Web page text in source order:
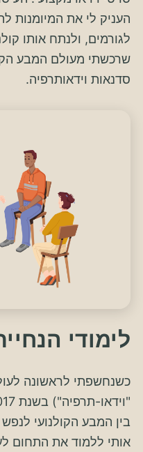
העניק לי את המיומנות
לגורמים, ולנתח אותו
שרכשתי מעולם המבע
סדנאות וידאותרפיה.
לימודי
כשנחשפתי לראשונה
בין המבע הקולנועי
אותי ללמוד את התחום